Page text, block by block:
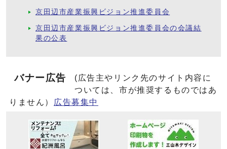
京田辺市産業振興ビジョン推進委員会
京田辺市産業振興ビジョン推進委員会の会議結
果の公表
バナー広告
(広告主やリンク先のサイト内容に
ついては、市が推奨するものではあ
りません） 広告募集中